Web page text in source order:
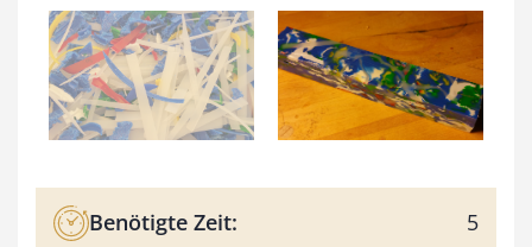
Benötigte Zeit: 5